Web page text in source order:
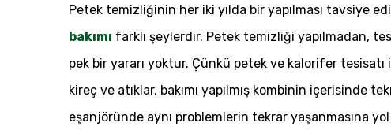
Petek temizliğinin her iki yılda bir yapılması tavsiye
bakımı farklı şeylerdir. Petek temizliği yapılmadan,
pek bir yararı yoktur. Çünkü petek ve kalorifer
kireç ve atıklar, bakımı yapılmış kombinin içerisinde
eşanjöründe aynı problemlerin tekrar yaşanmasına yol